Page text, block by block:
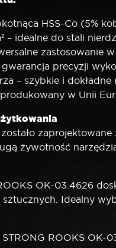
HSS-Co (5%
– idealne do stali
zastosowanie
gwarancja precyzji
– szybkie i
w Unii
żywotność
OK-03.4626
Idealny
ROOKS